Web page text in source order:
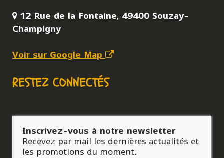
12 Rue de la Fontaine, 49400 Souzay-
Champigny
Voir sur Google Map
RESTEZ CONNECTÉS
Inscrivez-vous à notre newsletter
Recevez par mail les dernières actualités et
les promotions du moment.